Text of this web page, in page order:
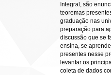
Integral, são
teoremas
graduação nas
preparação para
discussão que se
ensina, se
presentes nesse
levantar os
coleta de dados